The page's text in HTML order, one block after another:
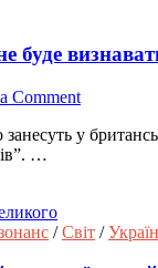
буде
Comment
занесуть у
…
/Світ /